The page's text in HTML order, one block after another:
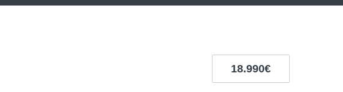
18.990€